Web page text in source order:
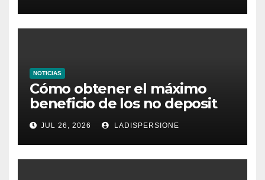
NOTICIAS
Cómo obtener el máximo
beneficio de los no deposit
bonus codes de roby casino
JUL 26, 2026 LADISPERSIONE